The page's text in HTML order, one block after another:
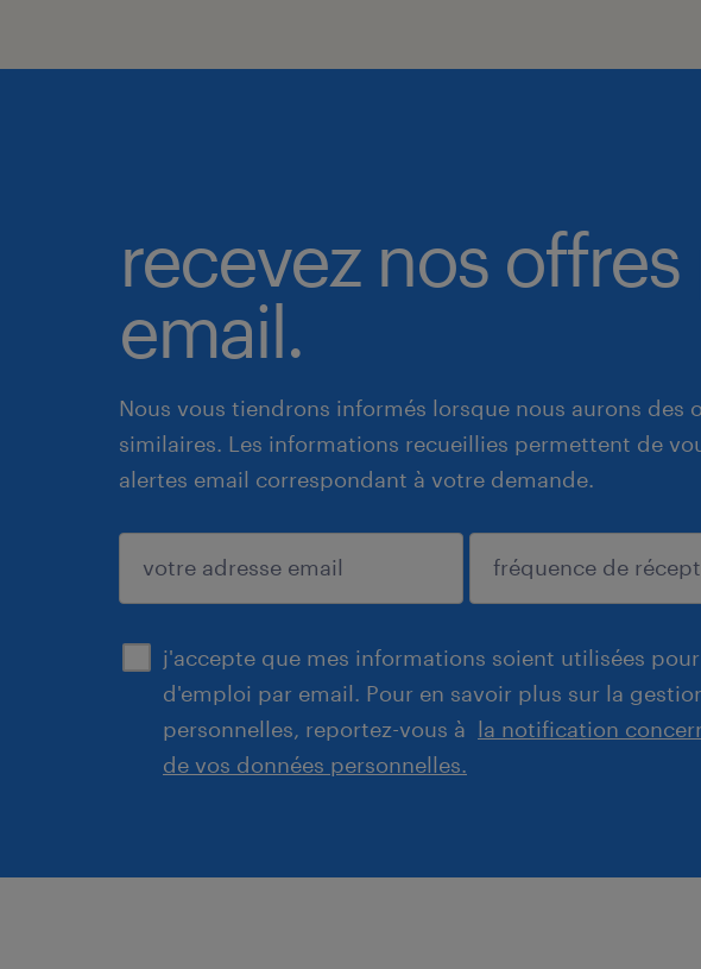
recevez nos offres
email.
Nous vous tiendrons informés lorsque nous aurons des
similaires. Les informations recueillies permettent de
alertes email correspondant à votre demande.
j'accepte que mes informations soient utilisées
d'emploi par email. Pour en savoir plus sur la
personnelles, reportez-vous à la notification
de vos données personnelles.
enregistrer